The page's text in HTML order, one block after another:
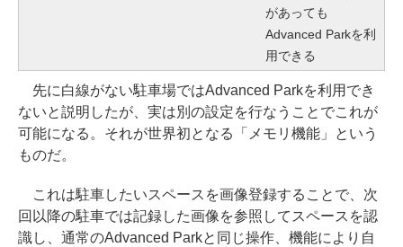
があっても
Advanced Parkを利
用できる
先に白線がない駐車場ではAdvanced Parkを利用でき
ないと説明したが、実は別の設定を行なうことでこれが
可能になる。それが世界初となる「メモリ機能」という
ものだ。
これは駐車したいスペースを画像登録することで、次
回以降の駐車では記録した画像を参照してスペースを認
識し、通常のAdvanced Parkと同じ操作、機能により自